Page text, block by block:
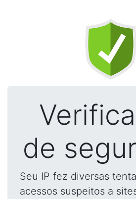
de
Seu IP fez diversas
acessos suspeitos a